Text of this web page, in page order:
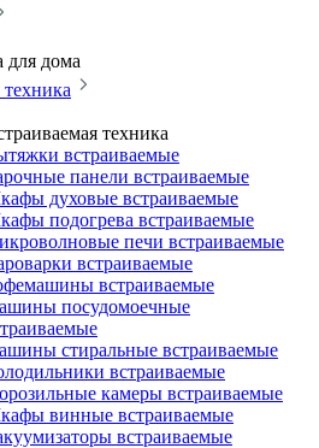
для дома
техника
встраиваемые
панели встраиваемые
духовые встраиваемые
подогрева встраиваемые
печи встраиваемые
встраиваемые
встраиваемые
посудомоечные
стиральные встраиваемые
встраиваемые
камеры встраиваемые
винные встраиваемые
встраиваемые